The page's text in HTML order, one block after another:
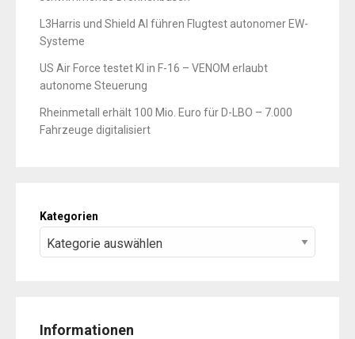
L3Harris und Shield AI führen Flugtest autonomer EW-
Systeme
US Air Force testet KI in F-16 – VENOM erlaubt
autonome Steuerung
Rheinmetall erhält 100 Mio. Euro für D-LBO – 7.000
Fahrzeuge digitalisiert
Kategorien
Informationen